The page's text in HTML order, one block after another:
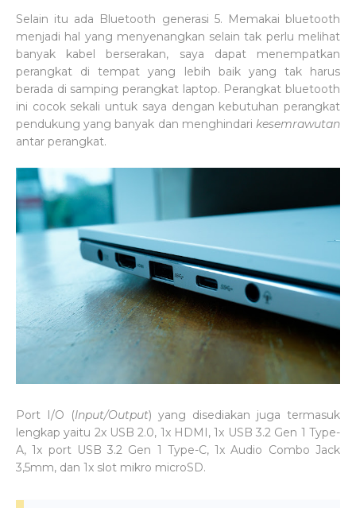
Selain itu ada Bluetooth generasi 5. Memakai bluetooth
menjadi hal yang menyenangkan selain tak perlu melihat
banyak kabel berserakan, saya dapat menempatkan
perangkat di tempat yang lebih baik yang tak harus
berada di samping perangkat laptop. Perangkat bluetooth
ini cocok sekali untuk saya dengan kebutuhan perangkat
pendukung yang banyak dan menghindari kesemrawutan
antar perangkat.
Port I/O (Input/Output) yang disediakan juga termasuk
lengkap yaitu 2x USB 2.0, 1x HDMI, 1x USB 3.2 Gen 1 Type-
A, 1x port USB 3.2 Gen 1 Type-C, 1x Audio Combo Jack
3,5mm, dan 1x slot mikro microSD.